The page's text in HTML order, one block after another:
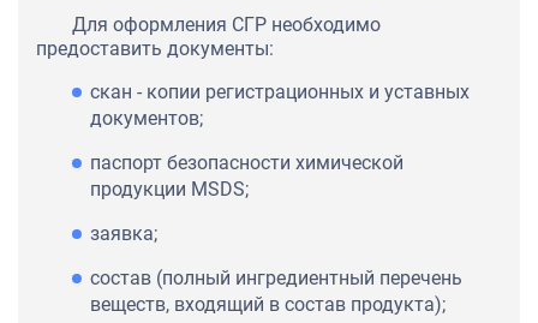
Для оформления СГР необходимо
предоставить документы:
скан - копии регистрационных и уставных
документов;
паспорт безопасности химической
продукции MSDS;
заявка;
состав (полный ингредиентный перечень
веществ, входящий в состав продукта);